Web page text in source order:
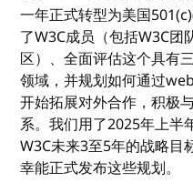
一年正式转型为美国
了W3C成员（包括W3C
区）、全面评估这个具有
领域，并规划如何通过
开始拓展对外合作，积极
系。我们用了2025年上半
W3C未来3至5年的战略目
幸能正式发布这些规划。